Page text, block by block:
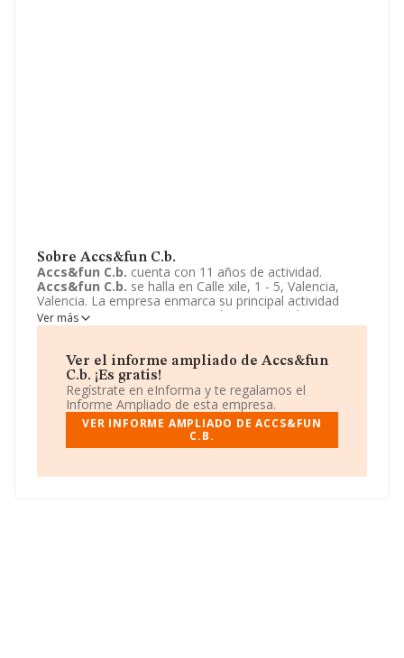
Sobre Accs&fun C.b.
Accs&fun C.b. cuenta con 11 años de actividad.
Accs&fun C.b. se halla en Calle xile, 1 - 5, Valencia,
Valencia. La empresa enmarca su principal actividad
CNAE como 4754 - Comercio al por menor de aparatos
electrodomésticos.Accs&fun C.b.toma la forma
Ver más
Ver el informe ampliado de Accs&fun
C.b. ¡Es gratis!
Regístrate en eInforma y te regalamos el
Informe Ampliado de esta empresa.
VER INFORME AMPLIADO DE ACCS&FUN
C.B.